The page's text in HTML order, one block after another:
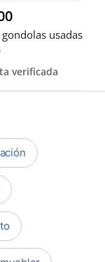
usadas
verificada